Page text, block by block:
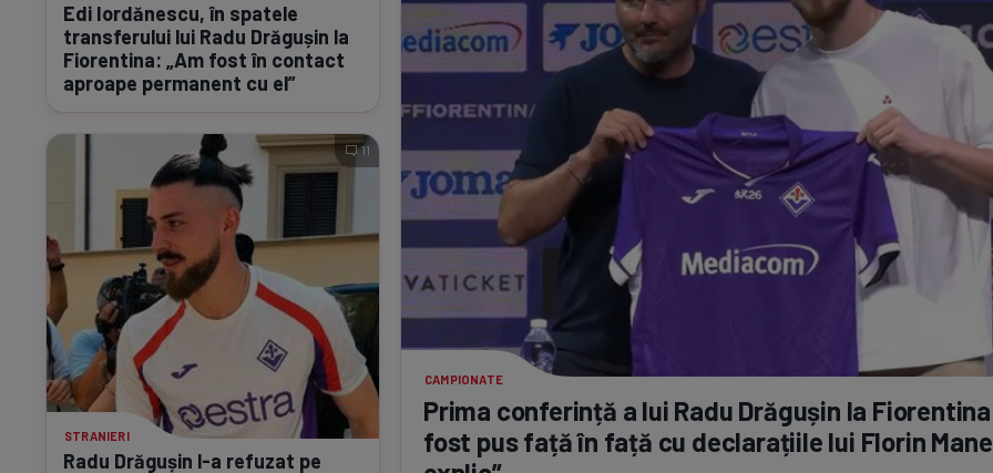
Edi Iordănescu, în spatele
transferului lui Radu Drăgușin la
Fiorentina: „Am fost în contact
aproape permanent cu el”
STRANIERI
Radu Drăgușin l-a refuzat pe
11
CAMPIONATE
Prima conferință a lui Radu Drăgușin la
fost pus față în față cu declarațiile lui Florin